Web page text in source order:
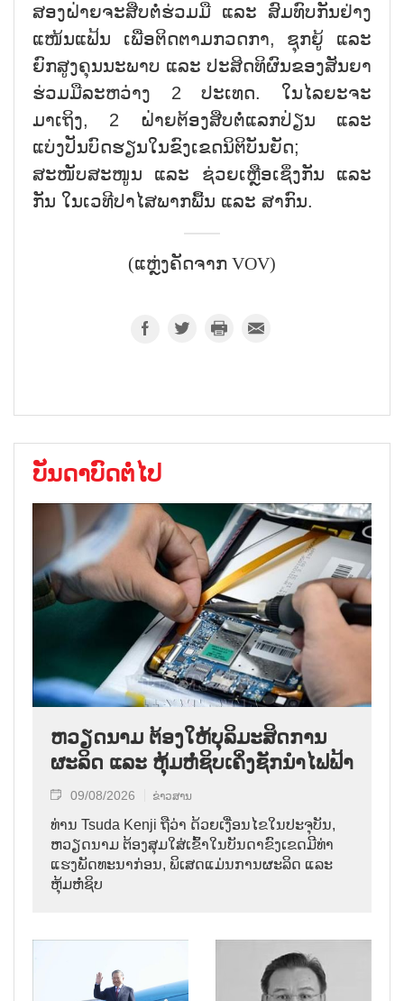
ສອງຝ່າຍຈະສືບຕໍ່ຮ່ວມມື ແລະ ສົມທົບກັນຢ່າງ
ແໜ້ນແຟ້ນ ເພື່ອຕິດຕາມກວດກາ, ຊຸກຍູ້ ແລະ
ຍົກສູງຄຸນນະພາບ ແລະ ປະສິດທິຜົນຂອງສັນຍາ
ຮ່ວມມືລະຫວ່າງ 2 ປະເທດ. ໃນໄລຍະຈະ
ມາເຖິງ, 2 ຝ່າຍຕ້ອງສືບຕໍ່ແລກປ່ຽນ ແລະ
ແບ່ງປັນບົດຮຽນໃນຂົງເຂດນິຕິບັນຍັດ;
ສະໜັບສະໜູນ ແລະ ຊ່ວຍເຫຼືອເຊິ່ງກັນ ແລະ
ກັນ ໃນເວທີປາໄສພາກພື້ນ ແລະ ສາກົນ.
(ແຫຼ່ງຄັດຈາກ VOV)
ບັນດາບົດຕໍ່ໄປ
ຫວຽດນາມ ຕ້ອງໃຫ້ບຸລິມະສິດການ
ຜະລິດ ແລະ ຫຸ້ມຫໍ່ຊິບເຄິ່ງຊັກນຳໄຟຟ້າ
09/08/2026 ຂ່າວສານ
ທ່ານ Tsuda Kenji ຖືວ່າ ດ້ວຍເງື່ອນໄຂໃນປະຈຸບັນ,
ຫວຽດນາມ ຕ້ອງສຸມໃສ່ເຂົ້າໃນບັນດາຂົງເຂດມີທ່າ
ແຮງພັດທະນາກ່ອນ, ພິເສດແມ່ນການຜະລິດ ແລະ
ຫຸ້ມຫໍ່ຊິບ